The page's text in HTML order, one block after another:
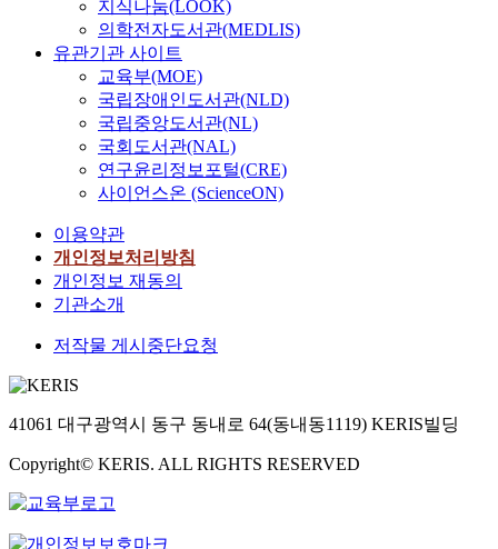
지식나눔(LOOK)
의학전자도서관(MEDLIS)
유관기관 사이트
교육부(MOE)
국립장애인도서관(NLD)
국립중앙도서관(NL)
국회도서관(NAL)
연구윤리정보포털(CRE)
사이언스온 (ScienceON)
이용약관
개인정보처리방침
개인정보 재동의
기관소개
저작물 게시중단요청
41061 대구광역시 동구 동내로 64(동내동1119) KERIS빌딩
Copyright© KERIS. ALL RIGHTS RESERVED